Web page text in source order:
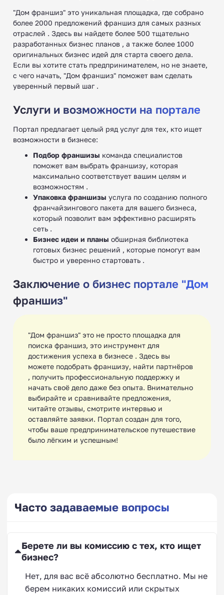
Франшизы по ремонту
стартеров и генераторов
Франшизы белорусской
одежды
Франшизы модельных
школ (агентств)
Франшизы осетинских
Франшизы стрип-клубов
"Дом франшиз" это уникальная площадка, где собрано
более 2000 предложений франшиз для самых разных
отраслей . Здесь вы найдете более 500 тщательно
разработанных бизнес планов , а также более 1000
оригинальных бизнес идей для старта своего дела.
Если вы хотите стать предпринимателем, но не знаете,
с чего начать, "Дом франшиз" поможет вам сделать
уверенный первый шаг .
Услуги и возможности на портале
Портал предлагает целый ряд услуг для тех, кто ищет
возможности в бизнесе:
Подбор франшизы команда специалистов
поможет вам выбрать франшизу, которая
максимально соответствует вашим целям и
возможностям .
Упаковка франшизы услуга по созданию полного
франчайзингового пакета для вашего бизнеса,
который позволит вам эффективно расширять
сеть .
Бизнес идеи и планы обширная библиотека
готовых бизнес решений , которые помогут вам
быстро и уверенно стартовать .
Заключение о бизнес портале "Дом
франшиз"
"Дом франшиз" это не просто площадка для
поиска франшиз, это инструмент для
достижения успеха в бизнесе . Здесь вы
можете подобрать франшизу, найти партнёров
, получить профессиональную поддержку и
начать своё дело даже без опыта. Внимательно
выбирайте и сравнивайте предложения,
читайте отзывы, смотрите интервью и
оставляйте заявки. Портал создан для того,
чтобы ваше предпринимательское путешествие
было лёгким и успешным!
Часто задаваемые вопросы
Берете ли вы комиссию с тех, кто ищет
бизнес?
Нет, для вас всё абсолютно бесплатно. Мы не
берем никаких комиссий или скрытых